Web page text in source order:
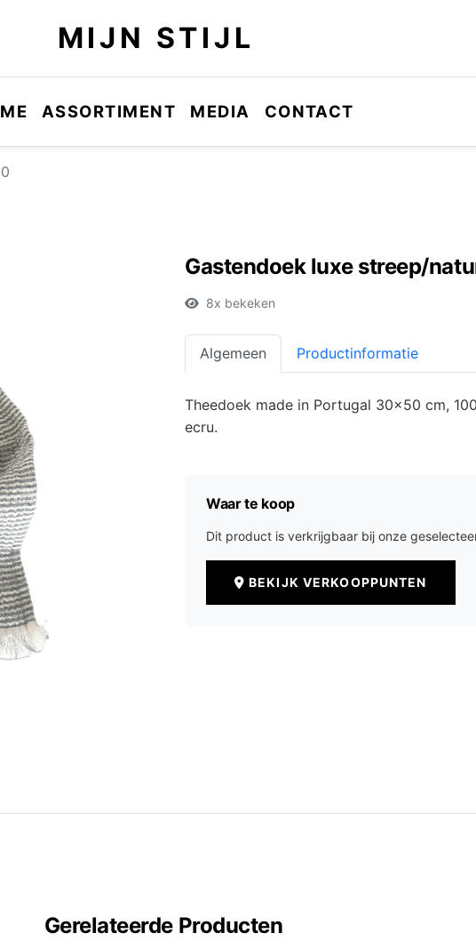
MIJN STIJL
ASSORTIMENT MEDIA CONTACT
Gastendoek luxe streep/
8x bekeken
Algemeen Productinformatie
Theedoek made in Portugal 30x50 cm,
ecru.
Waar te koop
Dit product is verkrijgbaar bij onze
BEKIJK VERKOOPPUNTEN
Gerelateerde Producten